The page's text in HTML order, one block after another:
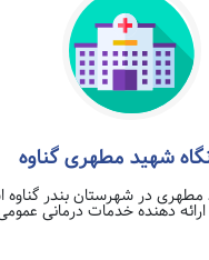
شهید مطهری گناوه
مطهری در شهرستان بندر گناوه
دهنده خدمات درمانی